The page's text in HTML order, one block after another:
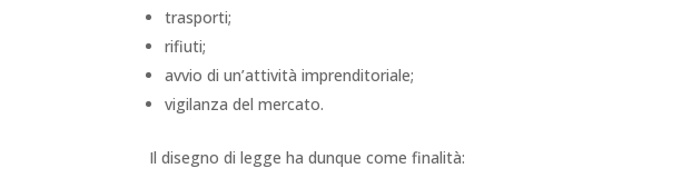
trasporti;
rifiuti;
avvio di un’attività imprenditoriale;
vigilanza del mercato.
Il disegno di legge ha dunque come finalità: